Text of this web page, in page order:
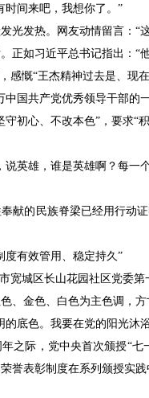
时间来吧，我想你了。”
光发热。网友动情留言：“
正如习近平总书记指出：“
感慨“王杰精神过去是、现
国共产党优秀领导干部的
初心、不改本色”，要求“
英雄，谁是英雄啊？每一
献的民族脊梁已经用行动
有效管用、稳定持久”
宽城区长山花园社区党委第
、金色、白色为主色调
底色。我要在党的阳光沐
之际，党中央首次颁授“
誉表彰制度在系列颁授实践